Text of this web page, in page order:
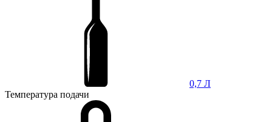
0,7 Л
Температура подачи